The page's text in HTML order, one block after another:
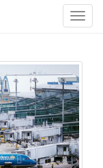
T
g
l
e
n
a
v
i